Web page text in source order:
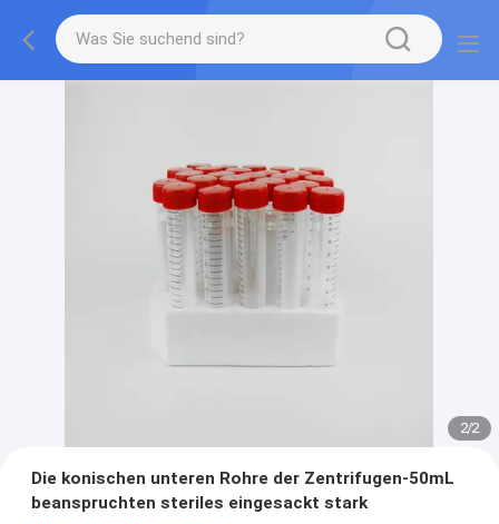
2/2
Die konischen unteren Rohre der Zentrifugen-50mL
beanspruchten steriles eingesackt stark